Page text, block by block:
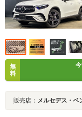
無
料
販売店： メルセデス・ベ